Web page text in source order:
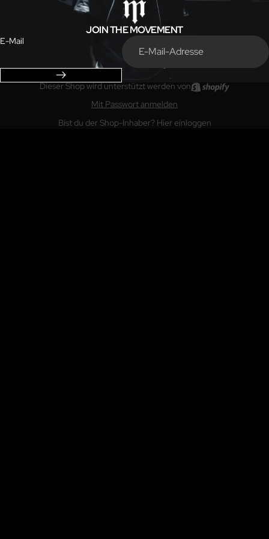
JOIN THE MOVEMENT
E-Mail
Dieser Shop wird unterstützt werden von
Mit Passwort anmelden
Bist du der Shop-Inhaber? Hier einloggen